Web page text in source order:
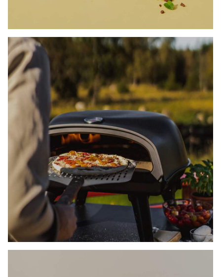
KAMPANJEPRISER PÅ
PIZZAOVNER